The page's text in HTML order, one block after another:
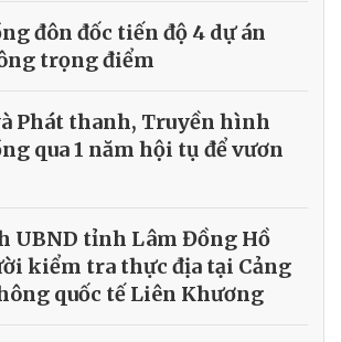
đôn đốc tiến độ 4 dự án
trọng điểm
Phát thanh, Truyền hình
qua 1 năm hội tụ để vươn
UBND tỉnh Lâm Đồng Hồ
kiểm tra thực địa tại Cảng
quốc tế Liên Khương